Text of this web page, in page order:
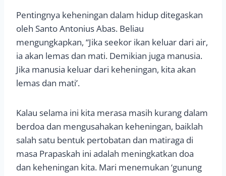
Pentingnya keheningan dalam hidup ditegaskan
oleh Santo Antonius Abas. Beliau
mengungkapkan, “Jika seekor ikan keluar dari air,
ia akan lemas dan mati. Demikian juga manusia.
Jika manusia keluar dari keheningan, kita akan
lemas dan mati’.
Kalau selama ini kita merasa masih kurang dalam
berdoa dan mengusahakan keheningan, baiklah
salah satu bentuk pertobatan dan matiraga di
masa Prapaskah ini adalah meningkatkan doa
dan keheningan kita. Mari menemukan ‘gunung